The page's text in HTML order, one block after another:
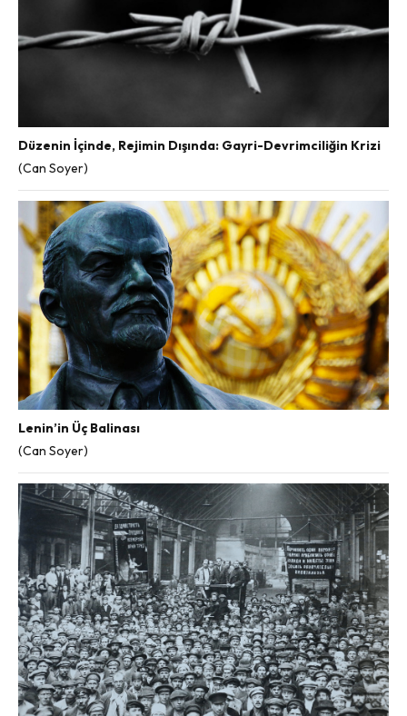
Düzenin İçinde, Rejimin Dışında: Gayri-Devrimciliğin Krizi
(Can Soyer)
Lenin’in Üç Balinası
(Can Soyer)